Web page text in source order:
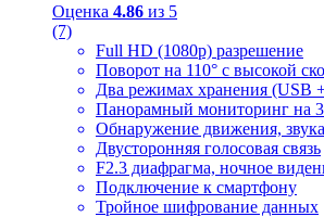
Оценка 4.86 из 5
(7)
Full HD (1080p) разрешение
Поворот на 110° с высокой
Два режимах хранения (USB
Панорамный мониторинг на
Обнаружение движения,
Двусторонняя голосовая связь
F2.3 диафрагма, ночное
Подключение к смартфону
Тройное шифрование данных